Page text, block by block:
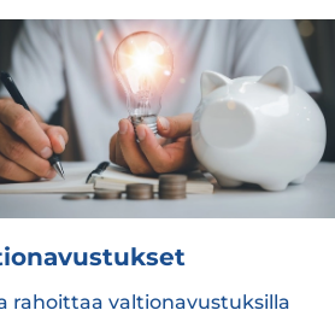
rahoittaa valtionavustuksilla